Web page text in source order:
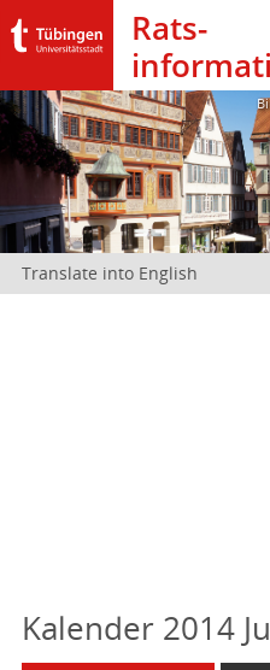
Rats­
Translate into English
Kalender 2014